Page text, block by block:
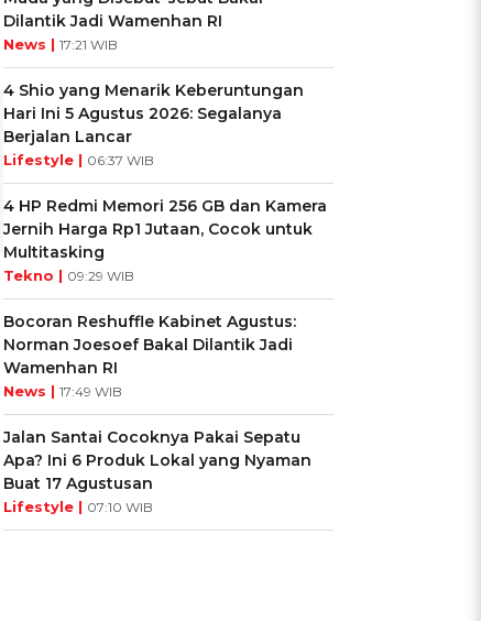
Dilantik Jadi Wamenhan RI
News | 17:21 WIB
4 Shio yang Menarik Keberuntungan
Hari Ini 5 Agustus 2026: Segalanya
Berjalan Lancar
Lifestyle | 06:37 WIB
4 HP Redmi Memori 256 GB dan Kamera
Jernih Harga Rp1 Jutaan, Cocok untuk
Multitasking
Tekno | 09:29 WIB
Bocoran Reshuffle Kabinet Agustus:
Norman Joesoef Bakal Dilantik Jadi
Wamenhan RI
News | 17:49 WIB
Jalan Santai Cocoknya Pakai Sepatu
Apa? Ini 6 Produk Lokal yang Nyaman
Buat 17 Agustusan
Lifestyle | 07:10 WIB